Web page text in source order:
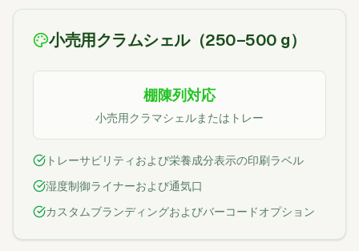
小売用クラムシェル（250–500 g）
棚陳列対応
小売用クラマシェルまたはトレー
トレーサビリティおよび栄養成分表示の印刷ラベル
湿度制御ライナーおよび通気口
カスタムブランディングおよびバーコードオプション